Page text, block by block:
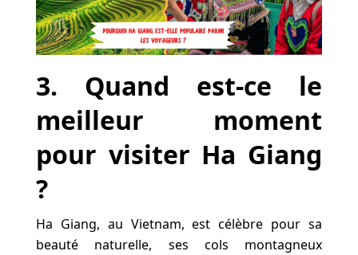
3. Quand est-ce le
meilleur moment
pour visiter Ha Giang
?
Ha Giang, au Vietnam, est célèbre pour sa
beauté naturelle, ses cols montagneux